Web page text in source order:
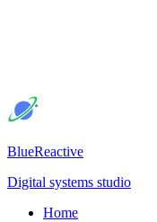
BlueReactive
Digital systems studio
Home